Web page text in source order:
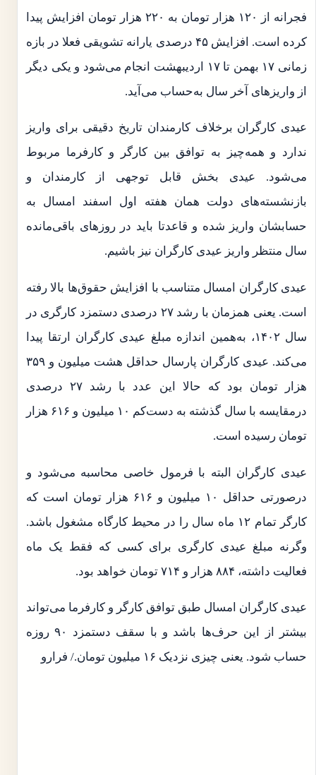
فجرانه از ۱۲۰ هزار تومان به ۲۲۰ هزار تومان افزایش پیدا
کرده است. افزایش ۴۵ درصدی یارانه تشویقی فعلا در بازه
زمانی ۱۷ بهمن تا ۱۷ اردیبهشت انجام می‌شود و یکی دیگر
از واریزهای آخر سال به‌حساب می‌آید.
عیدی کارگران برخلاف کارمندان تاریخ دقیقی برای واریز
ندارد و همه‌چیز به توافق بین کارگر و کارفرما مربوط
می‌شود. عیدی بخش قابل توجهی از کارمندان و
بازنشسته‌های دولت همان هفته اول اسفند امسال به
حسابشان واریز شده و قاعدتا باید در روزهای باقی‌مانده
سال منتظر واریز عیدی کارگران نیز باشیم.
عیدی کارگران امسال متناسب با افزایش حقوق‌ها بالا رفته
است. یعنی همزمان با رشد ۲۷ درصدی دستمزد کارگری در
سال ۱۴۰۲، به‌همین اندازه مبلغ عیدی کارگران ارتقا پیدا
می‌کند. عیدی کارگران پارسال حداقل هشت میلیون و ۳۵۹
هزار تومان بود که حالا این عدد با رشد ۲۷ درصدی
درمقایسه با سال گذشته به دست‌کم ۱۰ میلیون و ۶۱۶ هزار
تومان رسیده است.
عیدی کارگران البته با فرمول خاصی محاسبه می‌شود و
درصورتی حداقل ۱۰ میلیون و ۶۱۶ هزار تومان است که
کارگر تمام ۱۲ ماه سال را در محیط کارگاه مشغول باشد.
وگرنه مبلغ عیدی کارگری برای کسی که فقط یک ماه
فعالیت داشته، ۸۸۴ هزار و ۷۱۴ تومان خواهد بود.
عیدی کارگران امسال طبق توافق کارگر و کارفرما می‌تواند
بیشتر از این حرف‌ها باشد و با سقف دستمزد ۹۰ روزه
حساب شود. یعنی چیزی نزدیک ۱۶ میلیون تومان./ فرارو